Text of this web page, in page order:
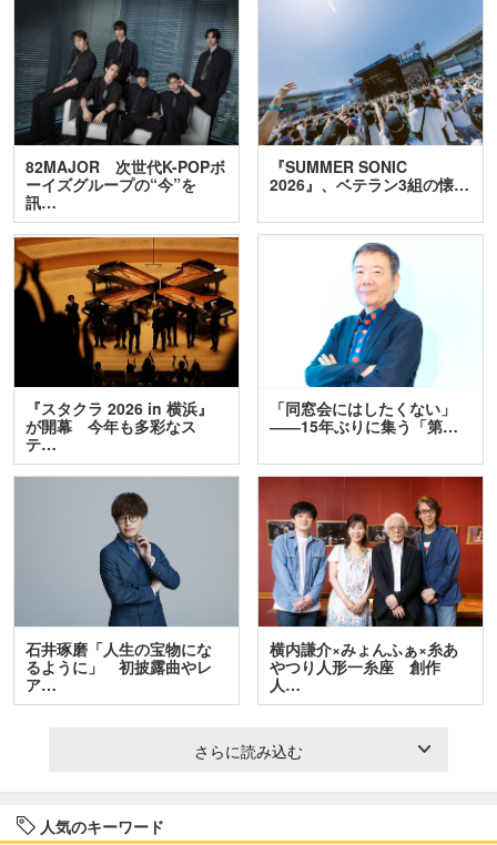
82MAJOR 次世代K-POPボ
ーイズグループの“今”を
訊…
『SUMMER SONIC
2026』、ベテラン3組の懐…
『スタクラ 2026 in 横浜』
が開幕 今年も多彩なス
テ…
「同窓会にはしたくない」
――15年ぶりに集う「第…
石井琢磨「人生の宝物にな
るように」 初披露曲やレ
ア…
横内謙介×みょんふぁ×糸あ
やつり人形一糸座 創作
人…
さらに読み込む
人気のキーワード